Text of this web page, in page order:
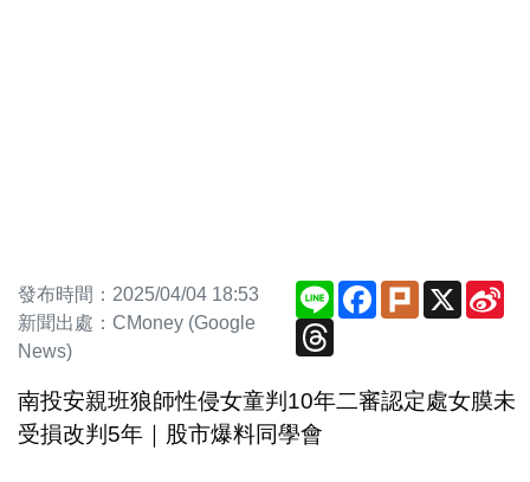
發布時間：2025/04/04 18:53
新聞出處：CMoney (Google
News)
Line Facebook
PlurkX
Threads
南投安親班狼師性侵女童判10年二審認定處女膜未
受損改判5年｜股市爆料同學會